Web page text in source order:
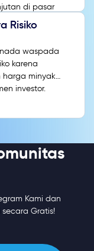
di pasar
struktural yang
Risiko
waspada
karena
minyak
investor.
Kami dan
Gratis!